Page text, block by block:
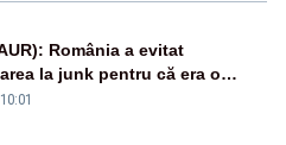
România a evitat
la junk pentru că era o
pentru bănci și fondurile de